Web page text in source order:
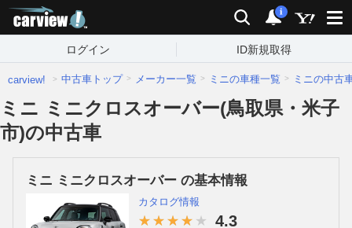
検索 通知
i
ログイン ID新規取得
carview! 中古車トップ メーカー一覧 ミニの車種一覧 ミニの中古
ミニ ミニクロスオーバー(鳥取県・米子
市)の中古車
ミニ ミニクロスオーバー の基本情報
カタログ情報
4.3